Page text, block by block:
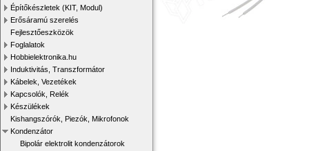
Építőkészletek (KIT, Modul)
Erősáramú szerelés
Fejlesztőeszközök
Foglalatok
Hobbielektronika.hu
Induktivitás, Transzformátor
Kábelek, Vezetékek
Kapcsolók, Relék
Készülékek
Kishangszórók, Piezók, Mikrofonok
Kondenzátor
Bipolár elektrolit kondenzátorok